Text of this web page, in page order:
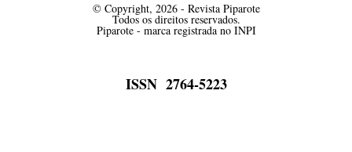
© Copyright, 2026 - Revista Piparote
Todos os direitos reservados.
Piparote - marca registrada no INPI
ISSN 2764-5223